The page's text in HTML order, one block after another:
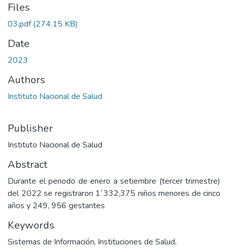
Files
03.pdf(274.15 KB)
Date
2023
Authors
Instituto Nacional de Salud
Publisher
Instituto Nacional de Salud
Abstract
Durante el periodo de enero a setiembre (tercer trimestre)
del 2022 se registraron 1´332,375 niños menores de cinco
años y 249, 956 gestantes
Keywords
Sistemas de Información, Instituciones de Salud,